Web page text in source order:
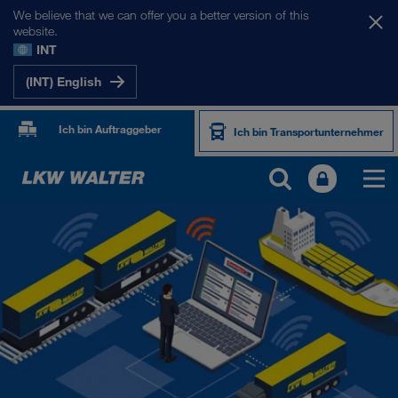
We believe that we can offer you a better version of this
website.
INT
(INT) English
Ich bin Auftraggeber Ich bin Transportunternehmer
PRODUKTE UND SERVICES
Straßentransport
Digitale Lösungen
Kombinierter Verkehr